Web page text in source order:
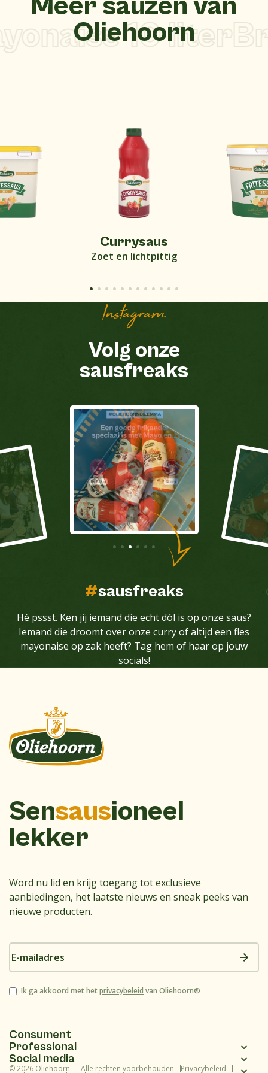
Oliehoorn
10 liter
Currysaus
Zoet en lichtpittig
Instagram
Volg onze
sausfreaks
#sausfreaks
Hé pssst. Ken jij iemand die echt dól is op onze saus?
Iemand die droomt over onze curry of altijd een fles
mayonaise op zak heeft? Tag hem of haar op jouw
socials!
Sensausioneel
lekker
Word nu lid en krijg toegang tot exclusieve
aanbiedingen, het laatste nieuws en sneak peeks van
nieuwe producten.
E-
mailadres
Instemming
Ik ga akkoord met hetprivacybeleid van Oliehoorn®
Consument
Homepagina
Professional
Homepagina
Social media
© 2026 Oliehoorn — Alle rechten voorbehouden Privacybeleid